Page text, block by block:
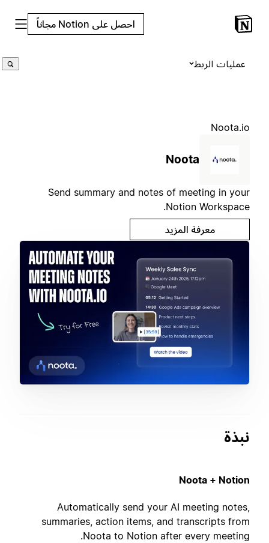
احصل على Notion مجاناً
عمليات الربط
Noota.io
Noota
Send summary and notes of meeting in your
Notion Workspace.
معرفة المزيد
نبذة
Noota + Notion
Automatically send your AI meeting notes,
summaries, action items, and transcripts from
Noota to Notion after every meeting.